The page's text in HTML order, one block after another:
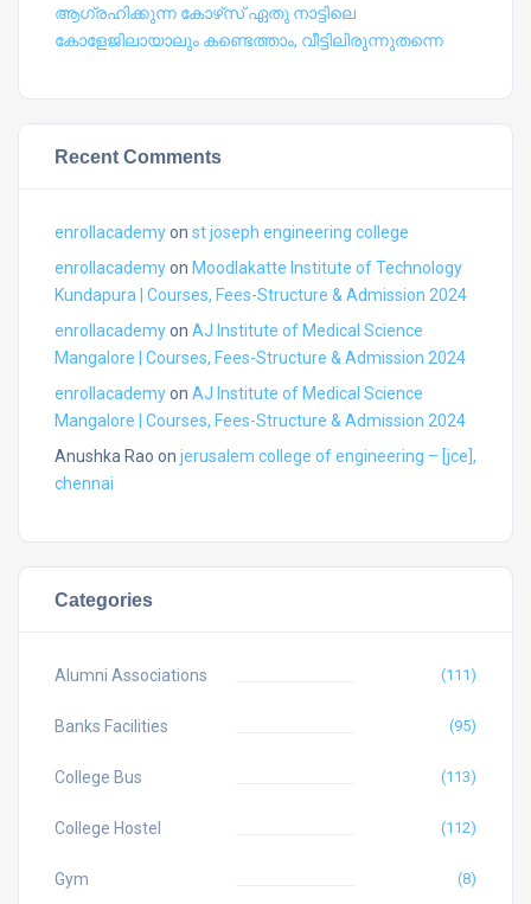
ആഗ്രഹിക്കുന്ന കോഴ്‍സ് ഏതു നാട്ടിലെ
കോളേജിലായാലും കണ്ടെത്താം, വീട്ടിലിരുന്നുതന്നെ
Recent Comments
enrollacademyon st joseph engineering college
enrollacademyon Moodlakatte Institute of Technology
Kundapura | Courses, Fees-Structure & Admission 2024
enrollacademyon AJ Institute of Medical Science
Mangalore | Courses, Fees-Structure & Admission 2024
enrollacademyon AJ Institute of Medical Science
Mangalore | Courses, Fees-Structure & Admission 2024
Anushka Rao on jerusalem college of engineering – [jce],
chennai
Categories
Alumni Associations (111)
Banks Facilities (95)
College Bus (113)
College Hostel (112)
Gym (8)